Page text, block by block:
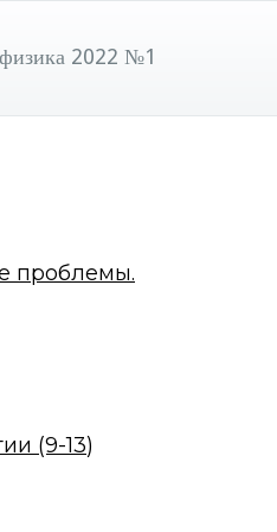
2022 №1
проблемы.
(9-13)